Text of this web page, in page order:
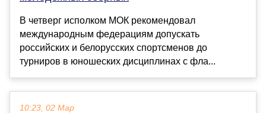
В четверг исполком МОК рекомендовал
международным федерациям допускать
российских и белорусских спортсменов до
турниров в юношеских дисциплинах с фла...
10:23, 02 Мар